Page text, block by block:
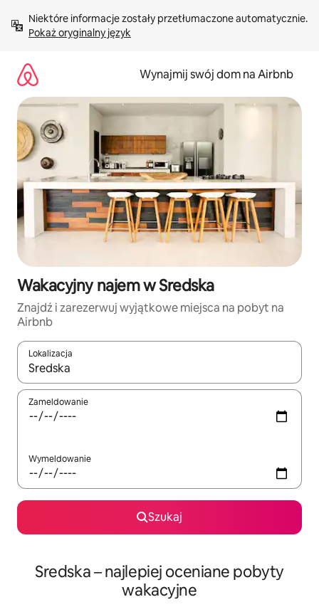
treści Pokaż oryginalny język
Wynajmij swój dom na Airbnb
Wakacyjny najem w Sredska
Znajdź i zarezerwuj wyjątkowe miejsca na pobyt na
Airbnb
Lokalizacja
Gdy wyniki będą dostępne, możesz poruszać się po nich za
Zameldowanie
Wymeldowanie
Szukaj
Sredska – najlepiej oceniane pobyty
wakacyjne